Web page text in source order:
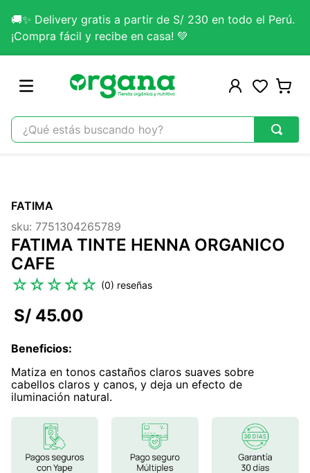
🚚✨ Delivery gratis a partir de S/ 230 en todo el Perú.
¡Compra fácil y recibe en casa! 💚
¿Qué estás buscando hoy?
2.
citrato magnesio
3.
lab nutrition
4.
colageno
5 .
kefir
8.
magnesio
9.
melena leon
10. stevia
FATIMA
sku: 7751304265789
FATIMA TINTE HENNA ORGANICO
CAFE
☆☆☆☆☆ (0)
S/ 45.00
Beneficios:
Matiza en tonos castaños claros suaves sobre
cabellos claros y canos, y deja un efecto de
iluminación natural.